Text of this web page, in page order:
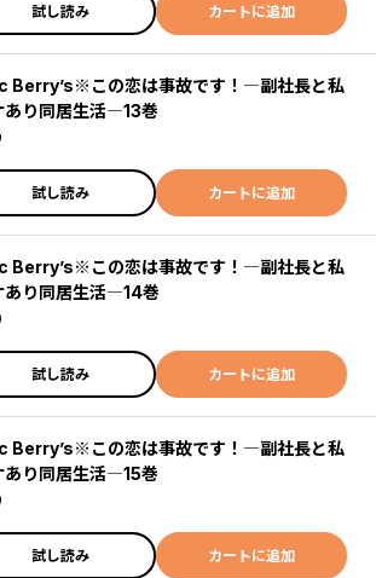
試し読み カートに追加
Berry’s※この恋は事故です！―副社長と私
あり同居生活―13巻
試し読み カートに追加
Berry’s※この恋は事故です！―副社長と私
あり同居生活―14巻
試し読み カートに追加
Berry’s※この恋は事故です！―副社長と私
あり同居生活―15巻
試し読み カートに追加